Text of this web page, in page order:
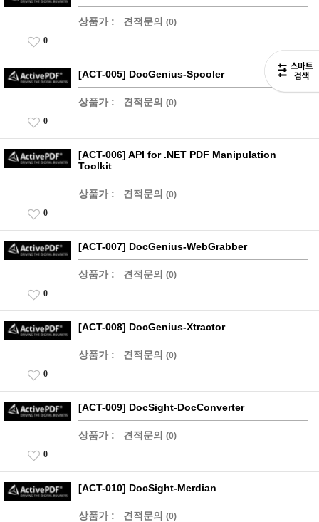
상품가 : 견적문의 (0)
0
[ACT-005] DocGenius-Spooler
상품가 : 견적문의 (0)
0
[ACT-006] API for .NET PDF Manipulation
Toolkit
상품가 : 견적문의 (0)
0
[ACT-007] DocGenius-WebGrabber
상품가 : 견적문의 (0)
0
[ACT-008] DocGenius-Xtractor
상품가 : 견적문의 (0)
0
[ACT-009] DocSight-DocConverter
상품가 : 견적문의 (0)
0
[ACT-010] DocSight-Merdian
상품가 : 견적문의 (0)